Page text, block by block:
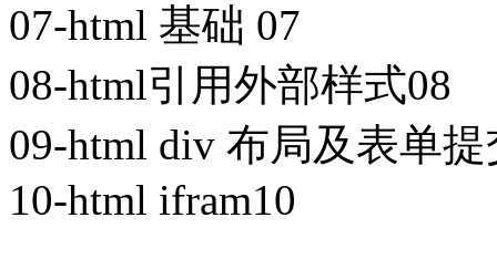
07-html 基础 07
08-html引用外部样式08
09-html div 布局及表单提
10-html ifram10